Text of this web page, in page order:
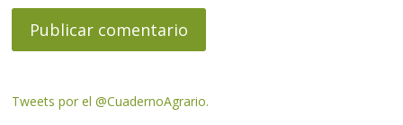
Tweets por el @CuadernoAgrario.